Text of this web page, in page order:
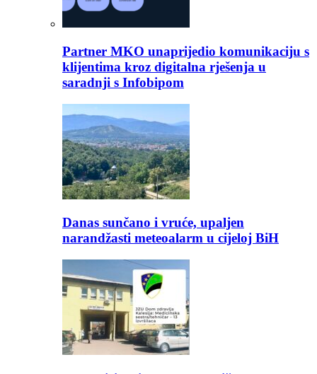
Partner MKO unaprijedio komunikaciju s
klijentima kroz digitalna rješenja u
saradnji s Infobipom
Danas sunčano i vruće, upaljen
narandžasti meteoalarm u cijeloj BiH